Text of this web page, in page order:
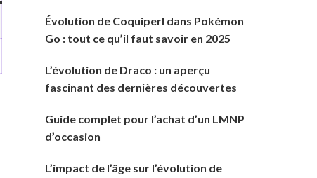
Évolution de Coquiperl dans Pokémon
Go : tout ce qu’il faut savoir en 2025
L’évolution de Draco : un aperçu
fascinant des dernières découvertes
Guide complet pour l’achat d’un LMNP
d’occasion
L’impact de l’âge sur l’évolution de